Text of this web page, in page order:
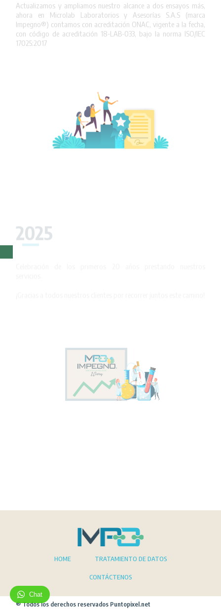
Actualizamos y ampliamos nuestro alcance a dos ensayos más,
ahora en Microlab Laboratorios y Asesorías S.A.S (marca
Impegno®) contamos con acreditación ONAC, vigente a la fecha,
con código de acreditación 18-LAB-033, bajo la norma ISO/IEC
17025:2017
2025
HOME TRATAMIENTO DE DATOS
CONTÁCTENOS
® Todos los derechos reservados Puntopixel.net
Chat